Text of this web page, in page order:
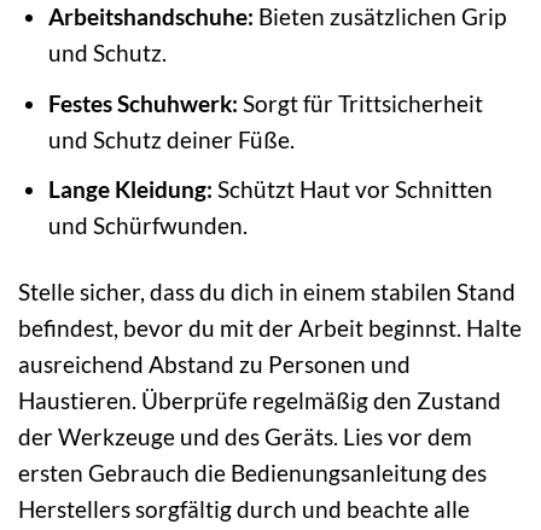
Arbeitshandschuhe: Bieten zusätzlichen Grip
und Schutz.
Festes Schuhwerk: Sorgt für Trittsicherheit
und Schutz deiner Füße.
Lange Kleidung: Schützt Haut vor Schnitten
und Schürfwunden.
Stelle sicher, dass du dich in einem stabilen Stand
befindest, bevor du mit der Arbeit beginnst. Halte
ausreichend Abstand zu Personen und
Haustieren. Überprüfe regelmäßig den Zustand
der Werkzeuge und des Geräts. Lies vor dem
ersten Gebrauch die Bedienungsanleitung des
Herstellers sorgfältig durch und beachte alle